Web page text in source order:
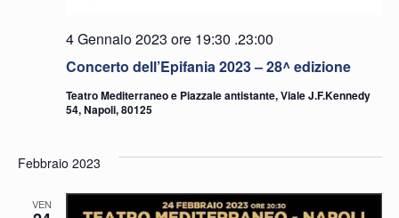
Concerto dell’Epifania 2023 – 28^ edizione
4 Gennaio 2023 ore 19:30 .23:00
Teatro Mediterraneo e Piazzale antistante, Viale J.F.Kennedy
54, Napoli, 80125
Febbraio 2023
VEN